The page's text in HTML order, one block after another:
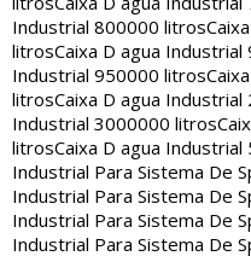
Industrial 800000 litros
litrosCaixa D agua
Industrial 950000 litros
litrosCaixa D agua
Industrial 3000000 litros
litrosCaixa D agua
Industrial Para Sistema De
Industrial Para Sistema De
Industrial Para Sistema De
Industrial Para Sistema De